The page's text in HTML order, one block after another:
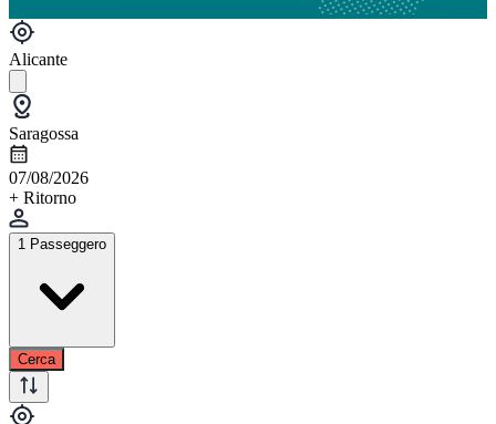
Alicante
Saragossa
07/08/2026
+ Ritorno
1 Passeggero
Cerca